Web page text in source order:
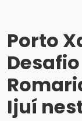
Porto
Ijuí